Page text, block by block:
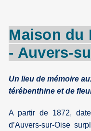
Maison du
- Auvers-
Un lieu de mémoire
térébenthine et de
A partir de 1872,
d’Auvers-sur-Oise